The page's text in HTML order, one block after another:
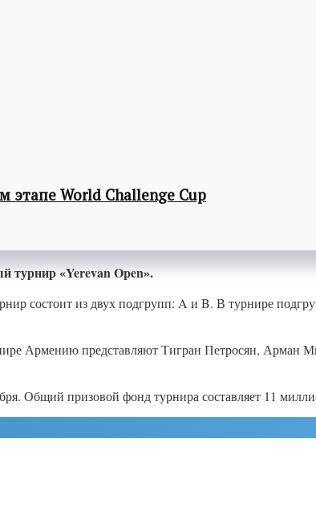
этапе World Challenge Cup
турнир «Yerevan Open».
состоит из двух подгрупп: A и B. В турнире
Армению представляют Тигран Петросян, Арман
Общий призовой фонд турнира составляет 11